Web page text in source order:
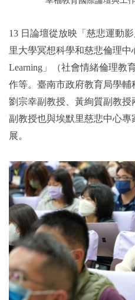
13 日論壇從放映「慈悲運動
里大學冥想科學和慈悲倫理中
Learning」（社會情緒倫理教
作等。臺南市政府教育局學
劉宗幸副教授、黃絢質副教
副教授也與埃默里慈悲中心
展。